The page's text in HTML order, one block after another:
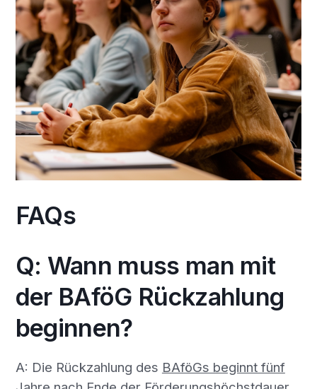
FAQs
Q: Wann muss man mit
der BAföG Rückzahlung
beginnen?
A: Die Rückzahlung des BAföGs beginnt fünf